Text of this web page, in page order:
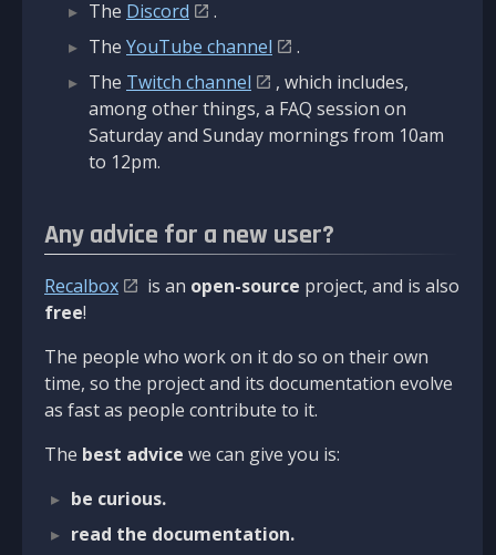
The Discord
.
The YouTube channel
.
The Twitch channel
, which includes,
among other things, a FAQ session on
Saturday and Sunday mornings from 10am
to 12pm.
Any advice for a new user?
Recalbox is an open-source project, and is also
free!
The people who work on it do so on their own
time, so the project and its documentation evolve
as fast as people contribute to it.
The best advice we can give you is:
be curious.
read the documentation.